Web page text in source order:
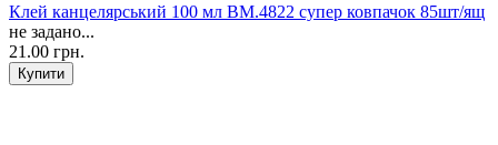
Клей канцелярський 100 мл ВМ.4822 супер ковпачок 85шт/ящ
не задано...
21.00 грн.